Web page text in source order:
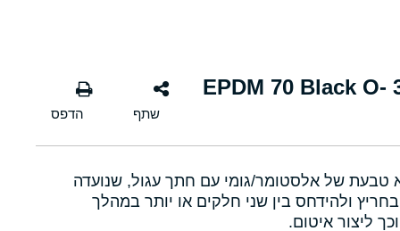
אורינג שחור - 121.00×3.00 EPDM 70 Black O-
טבעת של אלסטומר/גומי עם חתך עגול, שנועדה
ולהידחס בין שני חלקים או יותר במהלך
ליצור איטום.